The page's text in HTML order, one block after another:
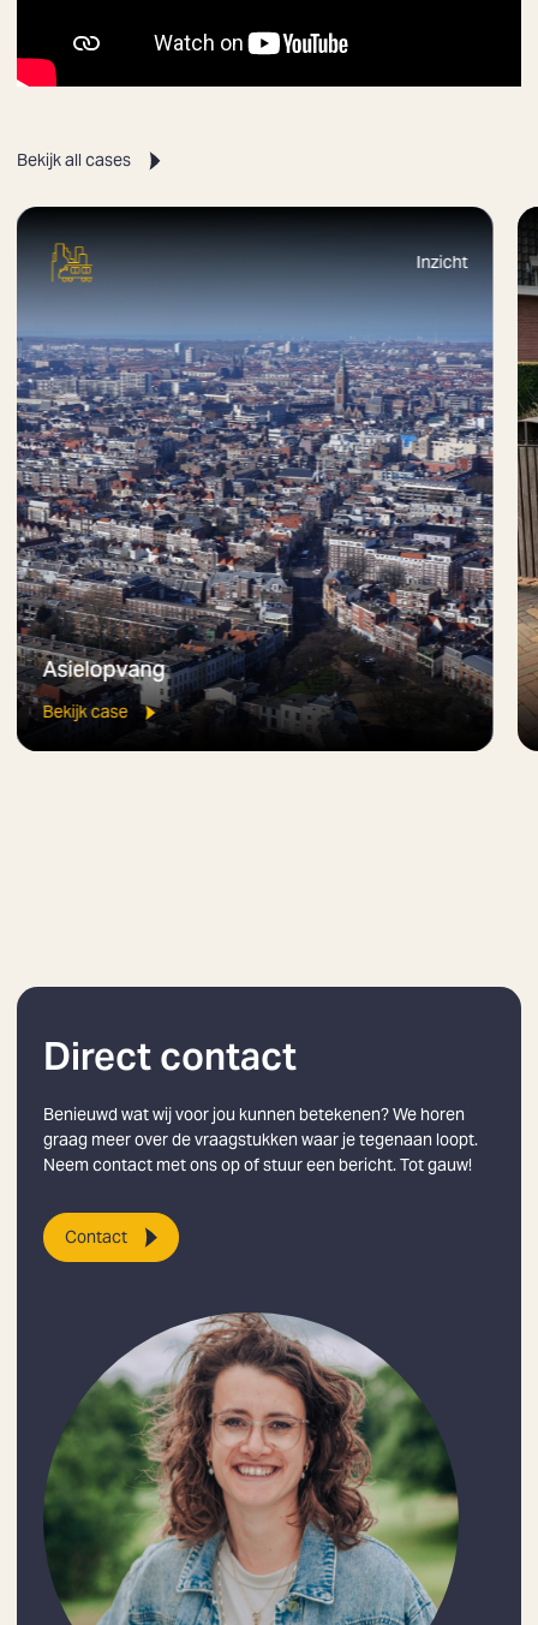
Bekijk all cases
Inzicht
Asielopvang
Bekijk case
Direct contact
Benieuwd wat wij voor jou kunnen betekenen? We horen
graag meer over de vraagstukken waar je tegenaan loopt.
Neem contact met ons op of stuur een bericht. Tot gauw!
Contact